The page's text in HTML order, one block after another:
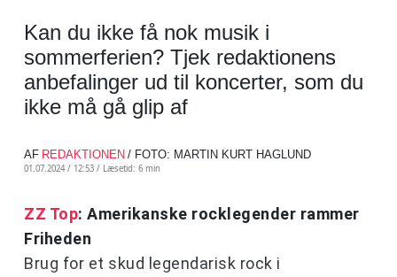
Kan du ikke få nok musik i
sommerferien? Tjek redaktionens
anbefalinger ud til koncerter, som du
ikke må gå glip af
AF REDAKTIONEN / FOTO: MARTIN KURT HAGLUND
01.07.2024 / 12:53 / Læsetid: 6 min
ZZ Top: Amerikanske rocklegender rammer
Friheden
Brug for et skud legendarisk rock i